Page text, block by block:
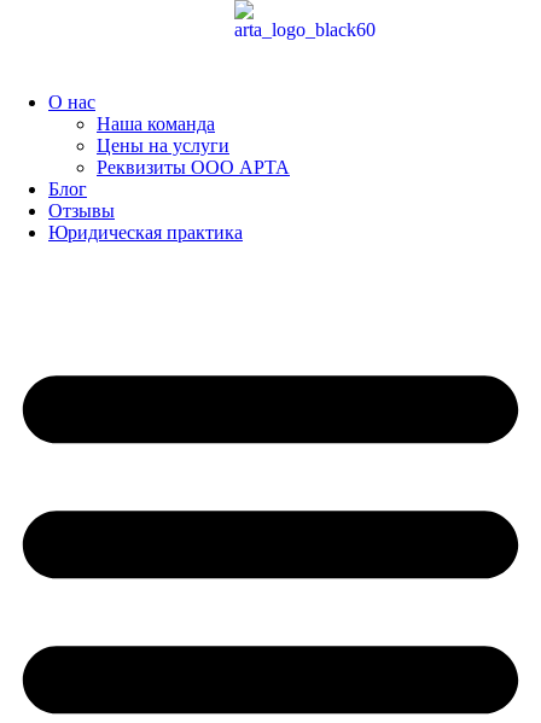
О нас
Наша команда
Цены на услуги
Реквизиты ООО АРТА
Блог
Отзывы
Юридическая практика